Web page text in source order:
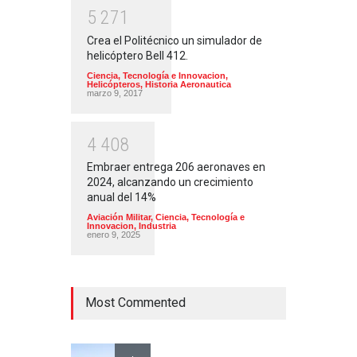
5 271
Crea el Politécnico un simulador de
helicóptero Bell 412.
Ciencia, Tecnología e Innovacion,
Helicópteros, Historia Aeronautica
marzo 9, 2017
4 408
Embraer entrega 206 aeronaves en
2024, alcanzando un crecimiento
anual del 14%
Aviación Militar, Ciencia, Tecnología e
Innovacion, Industria
enero 9, 2025
Most Commented